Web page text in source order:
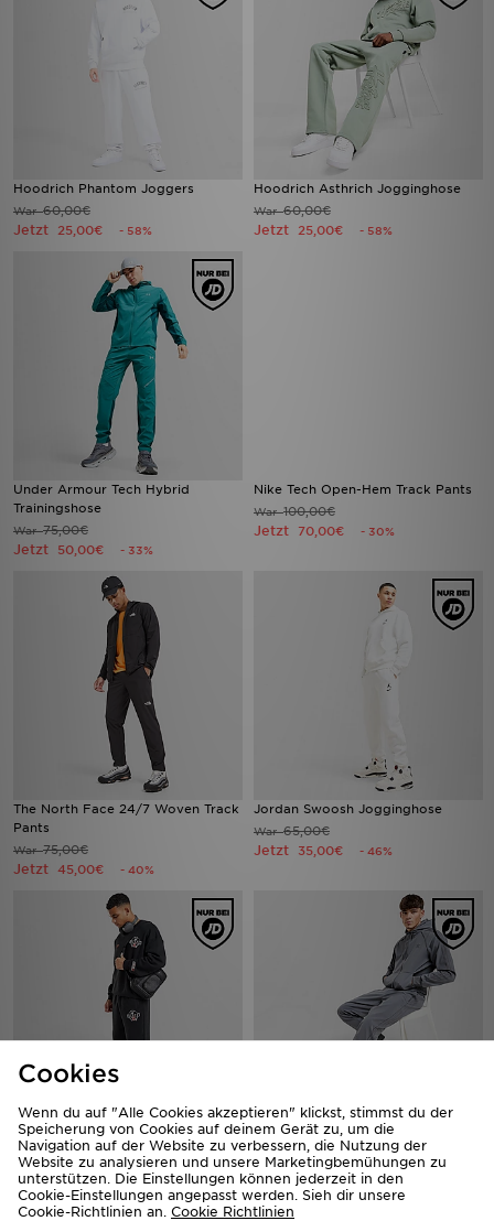
Hoodrich Phantom Joggers
War60,00€
Jetzt 25,00€ - 58%
Hoodrich Asthrich Jogginghose
War60,00€
Jetzt 25,00€ - 58%
Under Armour Tech Hybrid
Trainingshose
War75,00€
Jetzt 50,00€ - 33%
Nike Tech Open-Hem Track Pants
War100,00€
Jetzt 70,00€ - 30%
The North Face 24/7 Woven Track
Pants
War75,00€
Jetzt 45,00€ - 40%
Jordan Swoosh Jogginghose
War65,00€
Jetzt 35,00€ - 46%
Jordan Globe Open Hem
Jogginghose
War75,00€
Jetzt40,00€
adidas Originals SST Bonded
Trainingshose
War80,00€
Jetzt50,00€
Cookies
Wenn du auf "Alle Cookies akzeptieren" klickst, stimmst du der
Speicherung von Cookies auf deinem Gerät zu, um die
Navigation auf der Website zu verbessern, die Nutzung der
Website zu analysieren und unsere Marketingbemühungen zu
unterstützen. Die Einstellungen können jederzeit in den
Cookie-Einstellungen angepasst werden. Sieh dir unsere
Cookie-Richtlinien an. Cookie Richtlinien